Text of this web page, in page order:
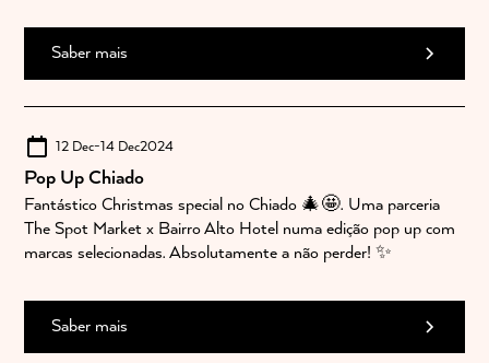
Saber mais
12 Dec-14 Dec2024
Pop Up Chiado
Fantástico Christmas special no Chiado 🎄🤩. Uma parceria
The Spot Market x Bairro Alto Hotel numa edição pop up com
marcas selecionadas. Absolutamente a não perder! ✨
Saber mais